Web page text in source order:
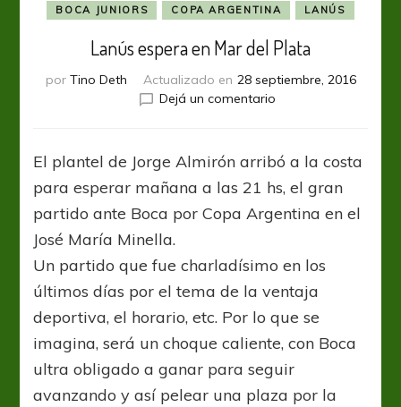
BOCA JUNIORS COPA ARGENTINA LANÚS
Lanús espera en Mar del Plata
por Tino Deth Actualizado en 28 septiembre, 2016
Dejá un comentarioen
en
Mar
del
Plata
El plantel de Jorge Almirón arribó a la costa
para esperar mañana a las 21 hs, el gran
partido ante Boca por Copa Argentina en el
José María Minella.
Un partido que fue charladísimo en los
últimos días por el tema de la ventaja
deportiva, el horario, etc. Por lo que se
imagina, será un choque caliente, con Boca
ultra obligado a ganar para seguir
avanzando y así pelear una plaza por la